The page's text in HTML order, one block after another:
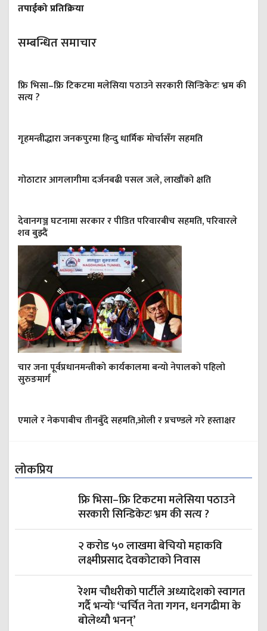
तपाईको प्रतिक्रिया
सम्बन्धित समाचार
फ्रि भिसा–फ्रि टिकटमा मलेसिया पठाउने सरकारी सिन्डिकेटः भ्रम की
सत्य ?
गृहमन्त्रीद्धारा जनकपुरमा हिन्दु धार्मिक मोर्चासँग सहमति
गोठाटार आगलागीमा दर्जनबढी पसल जले, लाखौंको क्षति
देवानगञ्ज घटनामा सरकार र पीडित परिवारबीच सहमति, परिवारले
शव बुझ्दैं
चार जना पूर्वप्रधानमन्त्रीको कार्यकालमा बन्यो नेपालको पहिलो
सुरुङमार्ग
एमाले र नेकपाबीच तीनबुँदे सहमति,ओली र प्रचण्डले गरे हस्ताक्षर
लोकप्रिय
फ्रि भिसा–फ्रि टिकटमा मलेसिया पठाउने
सरकारी सिन्डिकेटः भ्रम की सत्य ?
२ करोड ५० लाखमा बेचियो महाकवि
लक्ष्मीप्रसाद देवकोटाको निवास
रेशम चौधरीको पार्टीले अध्यादेशको स्वागत
गर्दै भन्योः ‘चर्चित नेता गगन, धनगढीमा के
बोलेथ्यौ भनन्’